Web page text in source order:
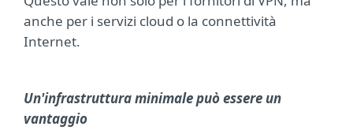
anche per i servizi cloud o la connettività
Internet.
Un'infrastruttura minimale può essere un
vantaggio